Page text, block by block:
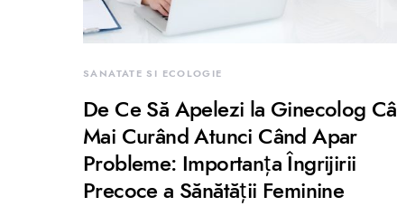
SANATATE SI ECOLOGIE
De Ce Să Apelezi la Ginecolog
Mai Curând Atunci Când Apar
Probleme: Importanța Îngrijirii
Precoce a Sănătății Feminine